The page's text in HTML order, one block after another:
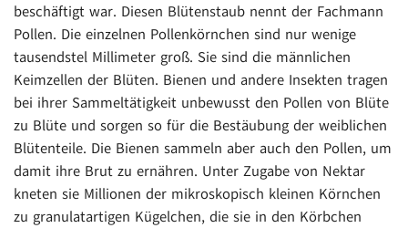
beschäftigt war. Diesen Blütenstaub nennt der Fachmann
Pollen. Die einzelnen Pollenkörnchen sind nur wenige
tausendstel Millimeter groß. Sie sind die männlichen
Keimzellen der Blüten. Bienen und andere Insekten tragen
bei ihrer Sammeltätigkeit unbewusst den Pollen von Blüte
zu Blüte und sorgen so für die Bestäubung der weiblichen
Blütenteile. Die Bienen sammeln aber auch den Pollen, um
damit ihre Brut zu ernähren. Unter Zugabe von Nektar
kneten sie Millionen der mikroskopisch kleinen Körnchen
zu granulatartigen Kügelchen, die sie in den Körbchen